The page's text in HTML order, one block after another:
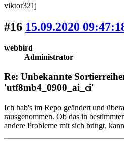
viktor321j
#16 15.09.2020
webbird
Administrator
Re: Unbekannte
'utf8mb4_0900_ai_ci'
Ich hab's im Repo geändert und
rausgenommen. Ob das in
andere Probleme mit sich bringt,